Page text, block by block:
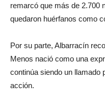
remarcó que más de 2.700
quedaron huérfanos como
Por su parte, Albarracín
Menos nació como una
continúa siendo un llamado
acción.